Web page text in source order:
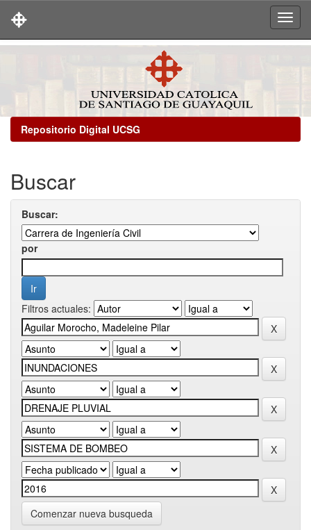
Repositorio Digital UCSG
Buscar
Buscar:
por
Filtros actuales:
Comenzar nueva busqueda